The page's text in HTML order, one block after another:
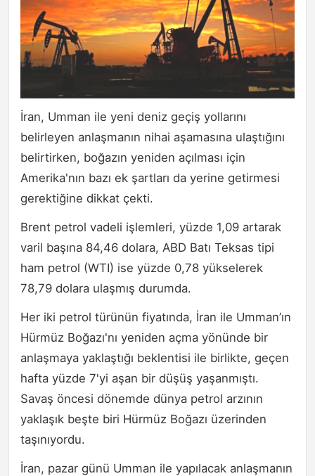
İran, Umman ile yeni deniz geçiş yollarını
belirleyen anlaşmanın nihai aşamasına ulaştığını
belirtirken, boğazın yeniden açılması için
Amerika'nın bazı ek şartları da yerine getirmesi
gerektiğine dikkat çekti.
Brent petrol vadeli işlemleri, yüzde 1,09 artarak
varil başına 84,46 dolara, ABD Batı Teksas tipi
ham petrol (WTI) ise yüzde 0,78 yükselerek
78,79 dolara ulaşmış durumda.
Her iki petrol türünün fiyatında, İran ile Umman’ın
Hürmüz Boğazı'nı yeniden açma yönünde bir
anlaşmaya yaklaştığı beklentisi ile birlikte, geçen
hafta yüzde 7'yi aşan bir düşüş yaşanmıştı.
Savaş öncesi dönemde dünya petrol arzının
yaklaşık beşte biri Hürmüz Boğazı üzerinden
taşınıyordu.
İran, pazar günü Umman ile yapılacak anlaşmanın